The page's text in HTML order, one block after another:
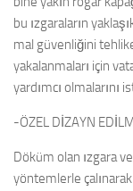
bu ızgaraların
mal güvenliğini
yakalanmaları için
yardımcı olmalarını
-ÖZEL DİZAYN
Döküm olan ızgara
yöntemlerle